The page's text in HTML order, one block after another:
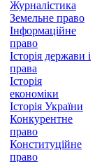
Журналістика
Земельне право
Інформаційне
право
Історія держави і
права
Історія
економіки
Історія України
Конкурентне
право
Конституційне
право